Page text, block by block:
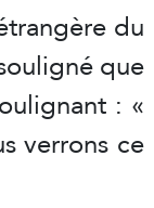
du
que
: «
verrons ce